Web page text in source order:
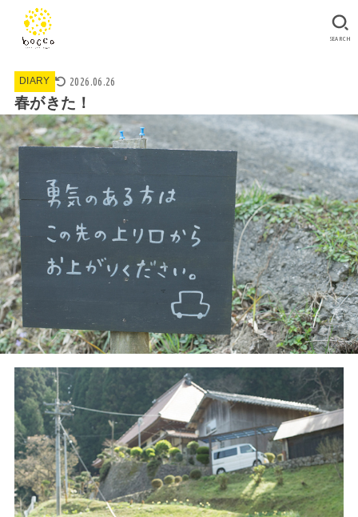
SEARCH
DIARY 2026.06.26
春がきた！